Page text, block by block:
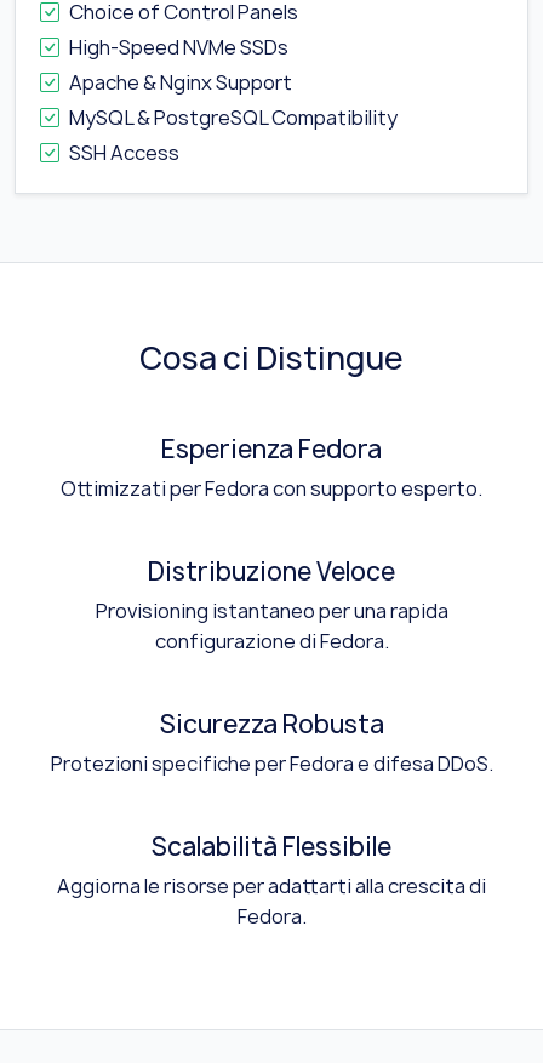
Choice of Control Panels
High-Speed NVMe SSDs
Apache & Nginx Support
MySQL & PostgreSQL Compatibility
SSH Access
Cosa ci Distingue
Esperienza Fedora
Ottimizzati per Fedora con supporto esperto.
Distribuzione Veloce
Provisioning istantaneo per una rapida
configurazione di Fedora.
Sicurezza Robusta
Protezioni specifiche per Fedora e difesa DDoS.
Scalabilità Flessibile
Aggiorna le risorse per adattarti alla crescita di
Fedora.